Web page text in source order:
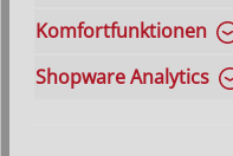
Komfortfunktionen
Shopware Analytics